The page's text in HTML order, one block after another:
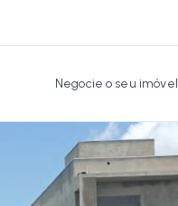
Negocie o seu imóvel